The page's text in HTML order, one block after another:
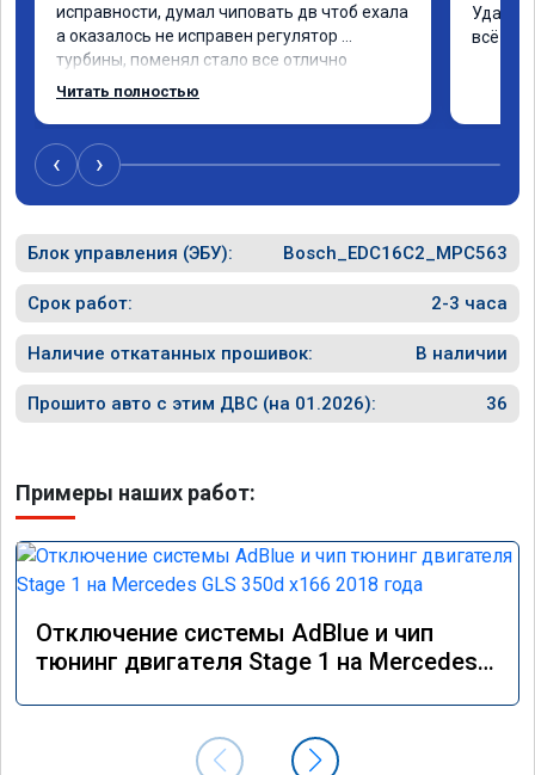
исправности, думал чиповать дв чтоб ехала
а оказалось не исправен регулятор
турбины, поменял стало все отлично
Читать полностью
всё
‹ ›
Блок управления (ЭБУ): Bosch_EDC16C2_MPC563
Срок работ: 2-3 часа
Наличие откатанных прошивок: В наличии
Прошито авто с этим ДВС (на 01.2026): 36
Примеры наших работ:
Отключение системы AdBlue и чип
тюнинг двигателя Stage 1 на Mercedes